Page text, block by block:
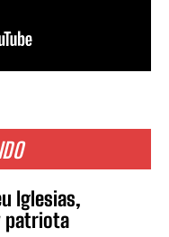
Iglesias,
patriota